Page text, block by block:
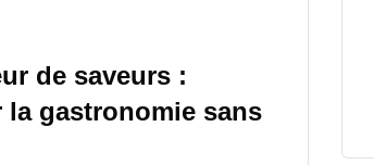
de saveurs :
la gastronomie sans